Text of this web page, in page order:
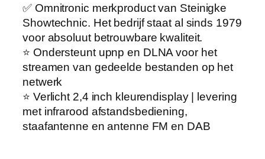
✅ Omnitronic merkproduct van Steinigke
Showtechnic. Het bedrijf staat al sinds 1979
voor absoluut betrouwbare kwaliteit.
⭐️ Ondersteunt upnp en DLNA voor het
streamen van gedeelde bestanden op het
netwerk
⭐️ Verlicht 2,4 inch kleurendisplay | levering
met infrarood afstandsbediening,
staafantenne en antenne FM en DAB